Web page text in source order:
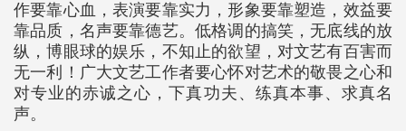
作要靠心血，表演要靠实力，形象要靠塑造，效益要
靠品质，名声要靠德艺。低格调的搞笑，无底线的放
纵，博眼球的娱乐，不知止的欲望，对文艺有百害而
无一利！广大文艺工作者要心怀对艺术的敬畏之心和
对专业的赤诚之心，下真功夫、练真本事、求真名
声。